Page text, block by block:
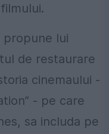
propune lui
de restaurare
cinemaului -
- pe care
sa includa pe